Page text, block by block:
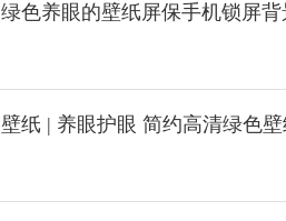
绿色养眼的壁纸屏保手机锁屏
壁纸 | 养眼护眼 简约高清绿色